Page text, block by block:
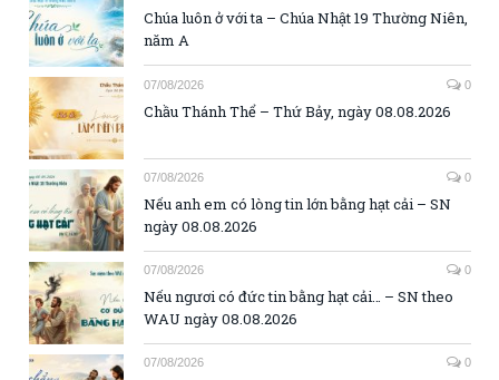
Chúa luôn ở với ta – Chúa Nhật 19 Thường Niên,
năm A
07/08/2026 0
Chầu Thánh Thể – Thứ Bảy, ngày 08.08.2026
07/08/2026 0
Nếu anh em có lòng tin lớn bằng hạt cải – SN
ngày 08.08.2026
07/08/2026 0
Nếu ngươi có đức tin bằng hạt cải… – SN theo
WAU ngày 08.08.2026
07/08/2026 0